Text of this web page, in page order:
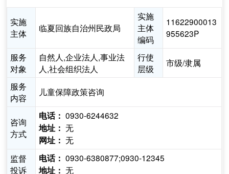
实施
主体
临夏回族自治州民政局
实施
主体
编码
11622900013
955623P
服务
对象
自然人,企业法人,事业法
人,社会组织法人
行使
层级
市级/隶属
服务
内容
儿童保障政策咨询
咨询
方式
电话： 0930-6244632
地址： 无
网址： 无
监督
投诉
电话： 0930-6380877;0930-12345
地址： 无